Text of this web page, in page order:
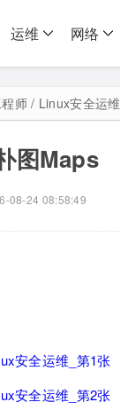
运维 网络
师 / Linux安全运维
图Maps
08-24 08:58:49